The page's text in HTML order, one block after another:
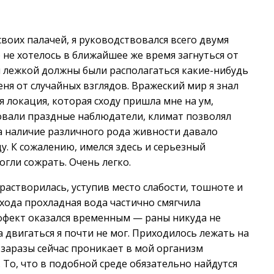
палачей, я руководствовался всего двумя
хотелось в ближайшее же время загнуться от
должны были располагаться какие-нибудь
от случайных взглядов. Вражеский мир я знал
которая сходу пришла мне на ум,
праздные наблюдатели, климат позволял
различного рода живности давало
К сожалению, имелся здесь и серьезный
сожрать. Очень легко.
уступив место слабости, тошноте и
прохладная вода частично смягчила
оказался временным — раны никуда не
я почти не мог. Приходилось лежать на
сейчас проникает в мой организм
что в подобной среде обязательно найдутся